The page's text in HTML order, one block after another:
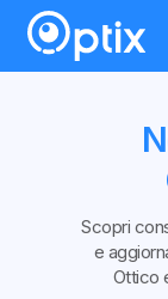
Scopri
e
Ottico